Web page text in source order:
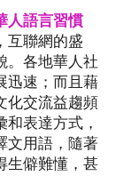
語言習慣
聯網的盛
。各地華人社
迅速；而且藉
化交流益趨頻
表達方式，
文用語，隨著
生僻難懂，甚